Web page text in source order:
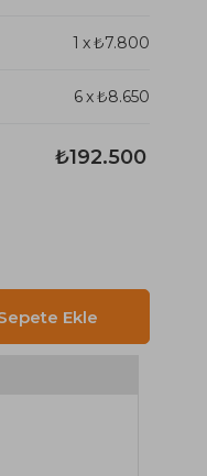
1 x₺7.800
6x₺8.650
₺192.500